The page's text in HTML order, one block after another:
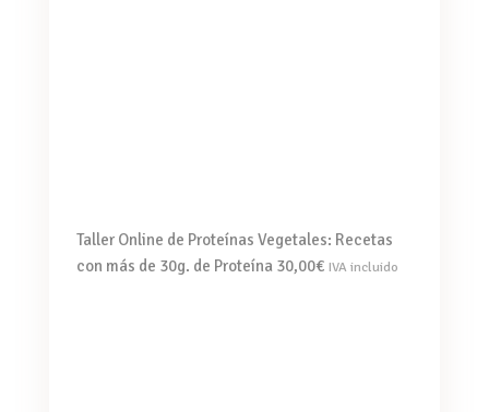
Taller Online de Proteínas Vegetales: Recetas
con más de 30g. de Proteína 30,00€ IVA incluido